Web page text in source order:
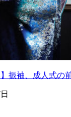
】振袖、成人式の